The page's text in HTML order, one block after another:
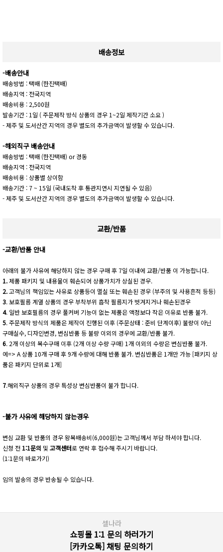
배송정보
-배송안내
배송방법 : 택배 (한진택배)
배송지역 : 전국지역
배송비용 : 2,500원
발송기간 : 1일 ( 주문제작 방식 상품의 경우 1~2일 제작기간 소요 )
- 제주 및 도서산간 지역의 경우 별도의 추가금액이 발생할 수 있습니다.
-해외직구 배송안내
배송방법 : 택배 (한진택배) or 경동
배송지역 : 전국지역
배송비용 : 상품별 상이함
배송기간 : 7 ~ 15일 (국내도착 후 통관지연시 지연될 수 있음)
- 제주 및 도서산간 지역의 경우 별도의 추가금액이 발생할 수 있습니다.
교환/반품
-교환/반품 안내
아래의 불가 사유에 해당하지 않는 경우 구매 후 7일 이내에 교환/반품 이 가능합니다.
1.제품 패키지 및 내용물이 훼손되어 상품가치가 상실된 경우.
2.고객님의 책임있는 사유로 상품등이 멸실 또는 훼손된 경우 (부주의 및 사용흔적 등등)
3. 보호필름 계열 상품의 경우 부착부위 흡착 필름지가 벗겨지거나 훼손된경우
4. 일반 보호필름의 경우 풀커버 기능이 없는 제품은 액정보다 작은 이유로 반품 불가.
5. 주문제작 방식의 제품은 제작이 진행된 이후 (주문상태 : 준비 단계이후) 불량이 아닌
구매실수, 디자인변경, 변심반품 등 불량 이외의 경우에 교환/반품 불가.
6. 2개 이상의 복수구매 이후 (2개 이상 수량 구매) 1개 이외의 수량은 변심반품 불가.
예=> A 상품 10개 구매 후 9개 수량에 대해 반품 불가. 변심반품은 1개만 가능 [패키지 상
품은 패키지 단위로 1개]
7.해외직구 상품의 경우 특성상 변심반품이 불가 합니다.
-불가 사유에 해당하지 않는경우
변심 교환 및 반품의 경우 왕복배송비(6,000원)는 고객님께서 부담 하셔야 합니다.
신청 전 1:1문의 및 고객센터로 연락 후 접수해 주시기 바랍니다.
(1:1문의 바로가기)
임의 발송의 경우 반송될 수 있습니다.
셀나라
쇼핑몰 1:1 문의 하러가기
[카카오톡] 채팅 문의하기